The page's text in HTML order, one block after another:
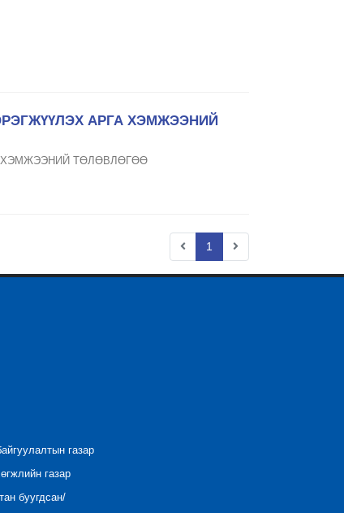
АРГА ХЭМЖЭЭНИЙ
ХЭМЖЭЭНИЙ ТӨЛӨВЛӨГӨӨ
1
газар
газар
буугдсан/